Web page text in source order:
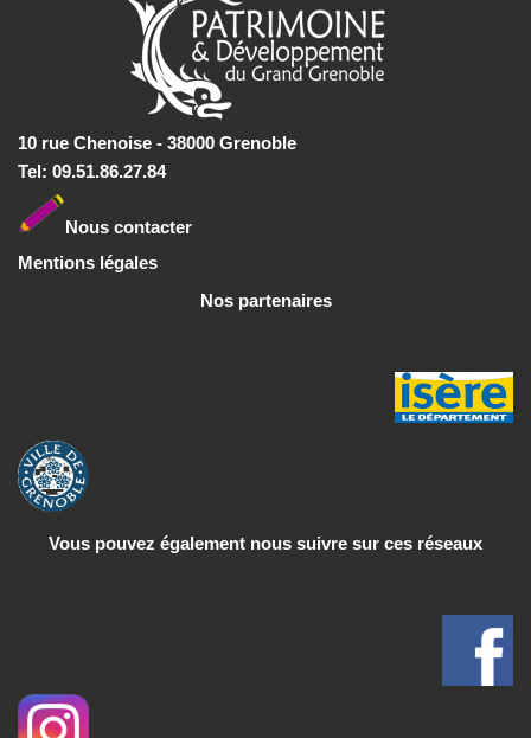
10 rue Chenoise - 38000 Grenoble
Tel: 09.51.86.27.84
Nous contacter
Mentions légales
Nos partenaires
Vous pouvez également nous suivre sur ces réseaux